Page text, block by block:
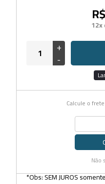
12x
+
-
Calcule o
Não
*Obs: SEM JUROS